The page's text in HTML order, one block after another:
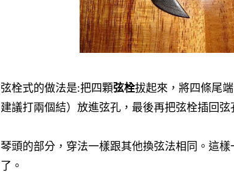
弦栓式的做法是:把四顆弦栓拔起來，將四條尾
建議打兩個結）放進弦孔，最後再把弦栓插回弦
琴頭的部分，穿法一樣跟其他換弦法相同。這
了。